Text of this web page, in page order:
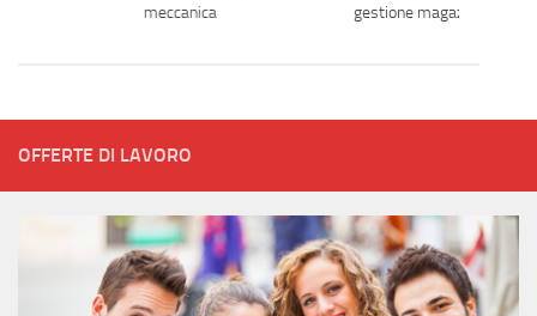
meccanica
gestione magazzino
OFFERTE DI LAVORO